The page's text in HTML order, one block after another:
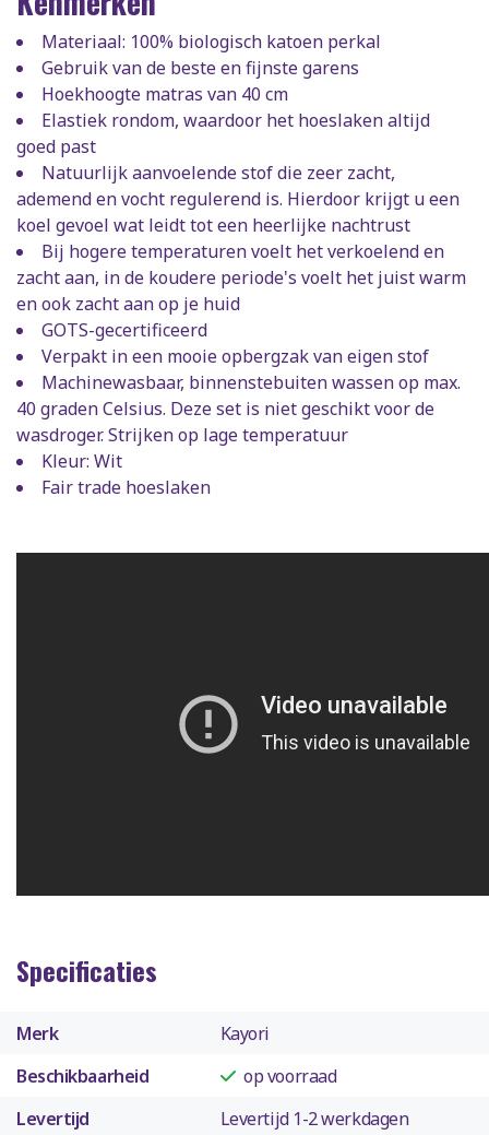
Materiaal: 100% biologisch katoen perkal
Gebruik van de beste en fijnste garens
Hoekhoogte matras van 40 cm
Elastiek rondom, waardoor het hoeslaken altijd
goed past
Natuurlijk aanvoelende stof die zeer zacht,
ademend en vocht regulerend is. Hierdoor krijgt u een
koel gevoel wat leidt tot een heerlijke nachtrust
Bij hogere temperaturen voelt het verkoelend en
zacht aan, in de koudere periode's voelt het juist warm
en ook zacht aan op je huid
GOTS-gecertificeerd
Verpakt in een mooie opbergzak van eigen stof
Machinewasbaar, binnenstebuiten wassen op max.
40 graden Celsius. Deze set is niet geschikt voor de
wasdroger. Strijken op lage temperatuur
Kleur: Wit
Fair trade hoeslaken
Specificaties
Merk
Kayori
Beschikbaarheid
op voorraad
Levertijd
Levertijd 1-2 werkdagen